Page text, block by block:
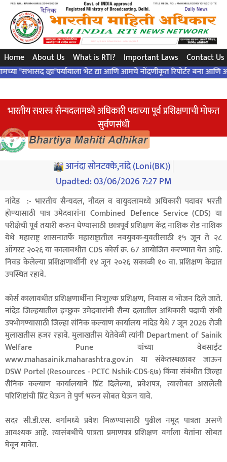
સરળ પ્રશ્ન..એક ચોક્કસ જવાબ ... બંધારણ દ્વારા ..!
Home About Us What is RTI? Important Laws
Contact Us
व्हा"पर्यायाला भेट द्या आणि आमचे नोंदणीकृत रिपोर्टर बना आणि आमच्या
भारतीय सशस्त्र सैन्यदलामध्ये अधिकारी पदाच्या पूर्व प्रशिक्षणाची मोफत
सुर्वणसंधी
आनंदा सोनटक्के,नांदे (Loni(BK))
Upadted:03/06/2026 7:27 PM
नांदेड :- भारतीय सैन्यदल, नौदल व वायुदलामध्ये अधिकारी पदावर भरती
होण्यासाठी पात्र उमेदवारांना Combined Defence Service (CDS) या
परीक्षेची पूर्व तयारी करुन घेण्यासाठी छात्रपूर्व प्रशिक्षण केंद्र नाशिक रोड नाशिक
येथे महाराष्ट्र शासनातर्फे महाराष्ट्रातील नवयुवक-युवतीसाठी १५ जून ते २८
ऑगस्ट २०२६ या कालावधीत CDS कोर्स क्र. 67 आयोजित करण्यात येत आहे.
निवड केलेल्या प्रशिक्षणार्थीनी १४ जून २०२६ सकाळी १० वा. प्रशिक्षण केंद्रात
उपस्थित रहावे.
कोर्स कालावधीत प्रशिक्षणार्थीना निःशुल्क प्रशिक्षण, निवास व भोजन दिले जाते.
नांदेड जिल्हयातील इच्छुक उमेदवारांनी सैन्य दलातील अधिकारी पदाची संधी
उपभोगण्यासाठी जिल्हा संनिक कल्याण कार्यालय नांदेड येथे 7 जून 2026 रोजी
मुलाखतीस हजर रहावे. मुलाखतीस येतेवेळी त्यांनी Department of Sainik
Welfare Pune यांच्या वेबसाईट
www.mahasainik.maharashtra.gov.in या संकेतस्थळावर जाऊन
DSW Portel (Resources - PCTC Nshik-CDS-६७) किंवा संबंधीत जिल्हा
सैनिक कल्याण कार्यालयाने प्रिंट दिलेल्या, प्रवेशपत्र, त्यासोबत असलेली
परिशिष्टांची प्रिंट घेऊन ते पुर्ण भरुन सोबत घेऊन यावे.
सदर सी.डी.एस. वर्गामध्ये प्रवेश मिळण्यासाठी पुढील नमूद पात्रता असणे
आवश्यक आहे. त्यासंबधीचे पात्रता प्रमाणपत्र प्रशिक्षण वर्गाला येतांना सोबत
घेवून यावेत.